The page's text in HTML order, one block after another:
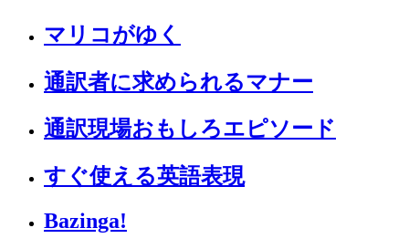
マリコがゆく
通訳者に求められるマナー
通訳現場おもしろエピソード
すぐ使える英語表現
Bazinga!